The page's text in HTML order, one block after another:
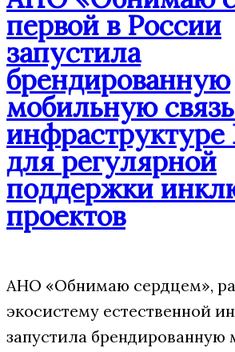
первой в России
запустила
брендированную
мобильную
инфраструктуре
для регулярной
поддержки
проектов
АНО «Обнимаю сердцем»,
экосистему естественной
запустила брендированную